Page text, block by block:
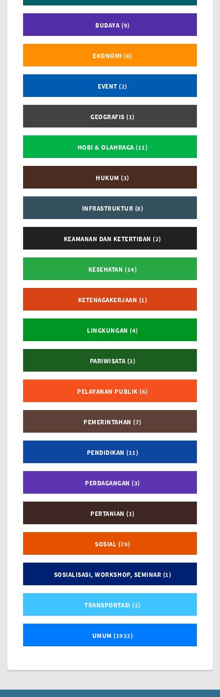
BUDAYA (9)
EKONOMI (8)
EVENT (2)
GEOGRAFIS (1)
HOBI & OLAHRAGA (11)
HUKUM (3)
INFRASTRUKTUR (8)
KEAMANAN DAN KETERTIBAN (2)
KESEHATAN (14)
KETENAGAKERJAAN (1)
LINGKUNGAN (4)
PARIWISATA (3)
PELAYANAN PUBLIK (6)
PEMERINTAHAN (7)
PENDIDIKAN (11)
PERDAGANGAN (3)
PERTANIAN (1)
SOSIAL (70)
SOSIALISASI, WORKSHOP, SEMINAR (1)
TRANSPORTASI (1)
UMUM (1932)